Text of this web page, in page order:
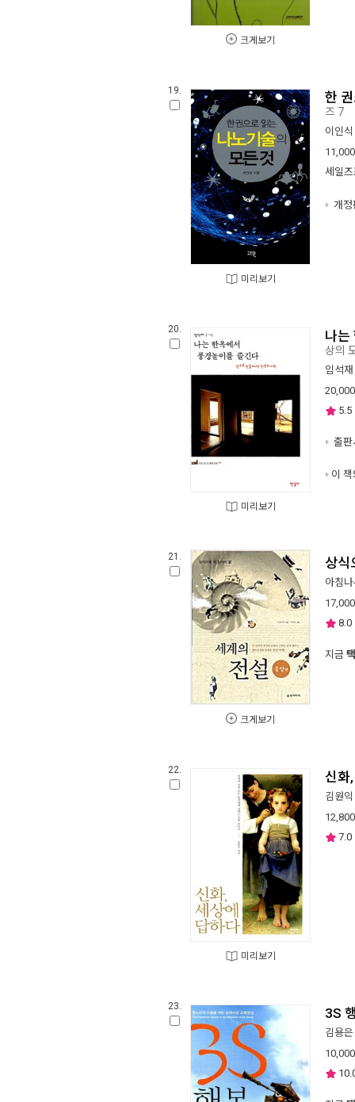
크게보기
19.
미리보기
한
즈 7
이인식
11,000
세일
개정
20.
미리보기
나는
상의
임석재
20,000
5.5
출판
이
21.
크게보기
상식
아침
17,000
8.0
지금
22.
미리보기
신화
김원익
12,800
7.0
23. 3S
김용은
10,000